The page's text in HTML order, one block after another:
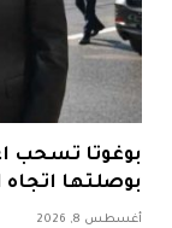
بوغوتا تسحب
بوصلتها اتجاه
أغسطس 8, 2026